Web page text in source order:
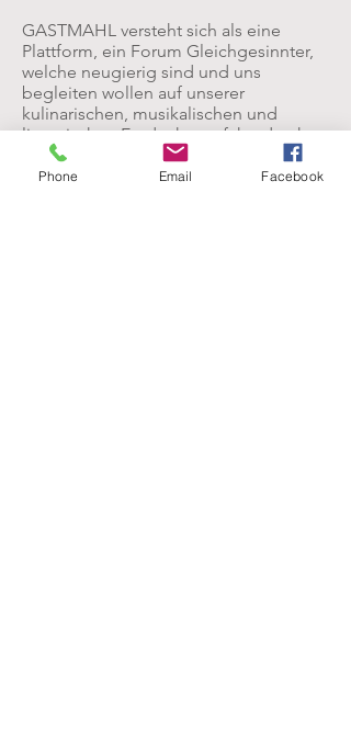
GASTMAHL versteht sich als eine
Plattform, ein Forum Gleichgesinnter,
welche neugierig sind und uns
begleiten wollen auf unserer
kulinarischen, musikalischen und
literarischen Entdeckungsfahrt durch
die entlegensten Regionen Europas.
Einer fragwürdig gewordenen
Phone Email Facebook